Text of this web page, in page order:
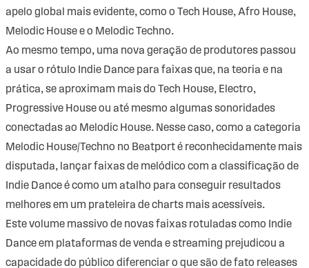
apelo global mais evidente, como o Tech House, Afro House,
Melodic House e o Melodic Techno.
Ao mesmo tempo, uma nova geração de produtores passou
a usar o rótulo Indie Dance para faixas que, na teoria e na
prática, se aproximam mais do Tech House, Electro,
Progressive House ou até mesmo algumas sonoridades
conectadas ao Melodic House. Nesse caso, como a categoria
Melodic House/Techno no Beatport é reconhecidamente mais
disputada, lançar faixas de melódico com a classificação de
Indie Dance é como um atalho para conseguir resultados
melhores em um prateleira de charts mais acessíveis.
Este volume massivo de novas faixas rotuladas como Indie
Dance em plataformas de venda e streaming prejudicou a
capacidade do público diferenciar o que são de fato releases